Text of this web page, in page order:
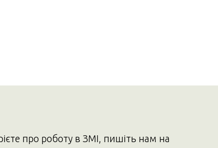
про роботу в ЗМІ, пишіть нам на